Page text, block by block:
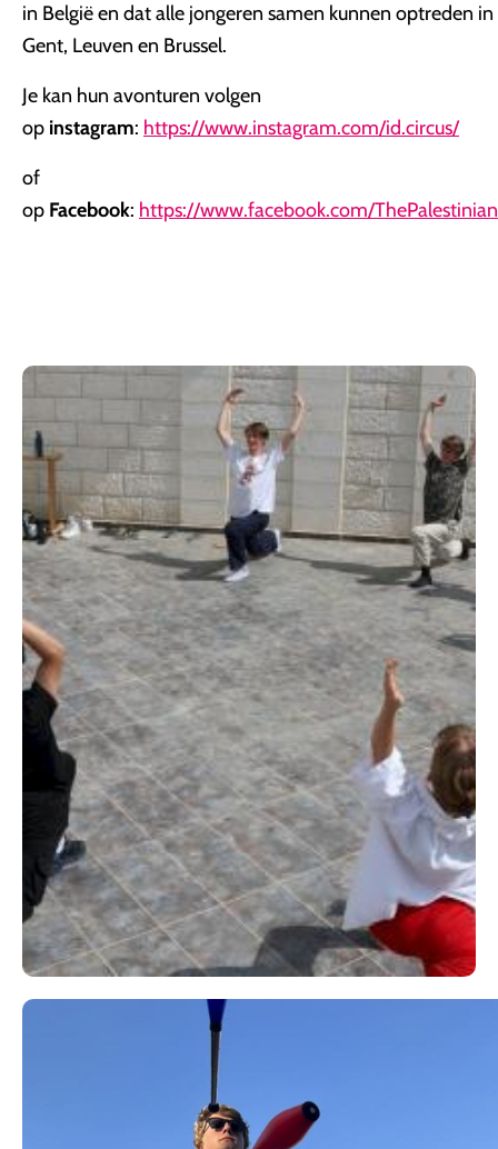
in België en dat alle jongeren samen kunnen optreden
Gent, Leuven en Brussel.
Je kan hun avonturen volgen
op instagram: https://www.instagram.com/id.circus/
of
op Facebook: https://www.facebook.com/